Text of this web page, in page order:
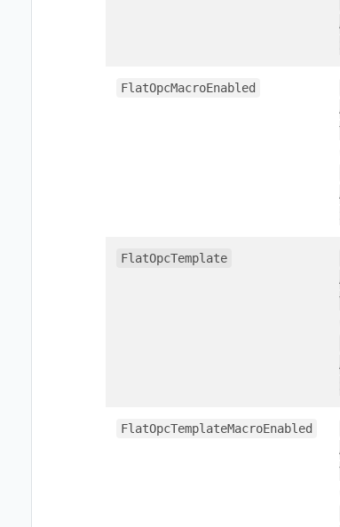
FlatOpcMacroEnabled
FlatOpcTemplate
FlatOpcTemplateMacroEnabled